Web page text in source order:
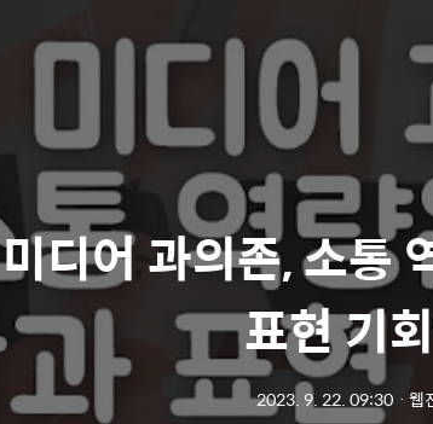
미디어 과의존, 소통
표현 기
2023. 9. 22. 09:30ㆍ 웹